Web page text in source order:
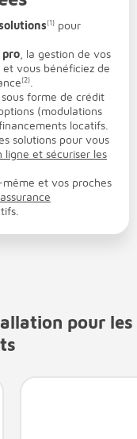
(1) pour
pro , la gestion de vos
vous bénéficiez de
(2)
sous forme de crédit
(modulations
locatifs.
solutions pour vous
et sécuriser les
et vos proches
pour les